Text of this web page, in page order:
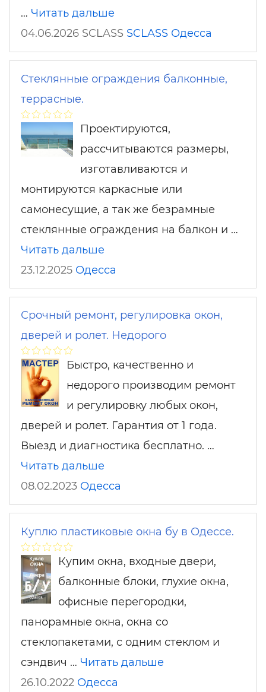
… Читать дальше
04.06.2026 SCLASS SCLASS Одесса
Стеклянные ограждения балконные,
террасные.
Проектируются,
рассчитываются размеры,
изготавливаются и
монтируются каркасные или
самонесущие, а так же безрамные
стеклянные ограждения на балкон и …
Читать дальше
23.12.2025 Одесса
Срочный ремонт, регулировка окон,
дверей и ролет. Недорого
Быстро, качественно и
недорого производим ремонт
и регулировку любых окон,
дверей и ролет. Гарантия от 1 года.
Выезд и диагностика бесплатно. …
Читать дальше
08.02.2023 Одесса
Куплю пластиковые окна бу в Одессе.
Купим окна, входные двери,
балконные блоки, глухие окна,
офисные перегородки,
панорамные окна, окна со
стеклопакетами, с одним стеклом и
сэндвич … Читать дальше
26.10.2022 Одесса